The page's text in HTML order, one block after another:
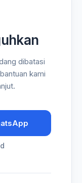
dibatasi
kami